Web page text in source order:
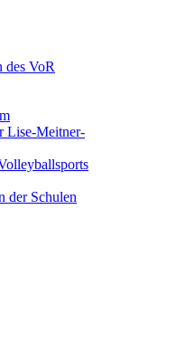
des VoR
Lise-Meitner-
der Schulen